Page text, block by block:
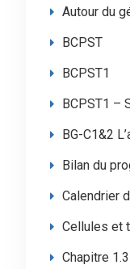
Autour du
BCPST
BCPST1
BCPST1 –
BG-C1&2
Bilan du
Calendrier
Cellules et
Chapitre